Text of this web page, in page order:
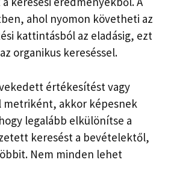
ahol nyomon követheti az
kattintásból az eladásig, ezt
organikus kereséssel.
értékesítést vagy
metriként, akkor képesnek
legalább elkülönítse a
keresést a bevételektől,
Nem minden lehet